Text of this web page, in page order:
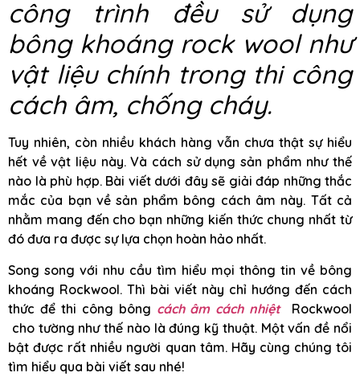
công trình đều sử dụng
bông khoáng rock wool như
vật liệu chính trong thi công
cách âm, chống cháy.
Tuy nhiên, còn nhiều khách hàng vẫn chưa thật sự hiểu
hết về vật liệu này. Và cách sử dụng sản phẩm như thế
nào là phù hợp. Bài viết dưới đây sẽ giải đáp những thắc
mắc của bạn về sản phẩm bông cách âm này. Tất cả
nhằm mang đến cho bạn những kiến thức chung nhất từ
đó đưa ra được sự lựa chọn hoàn hảo nhất.
Song song với nhu cầu tìm hiểu mọi thông tin về bông
khoáng Rockwool. Thì bài viết này chỉ hướng đến cách
thức để thi công bông cách âm cách nhiệt
Rockwool
cho tường như thế nào là đúng kỹ thuật. Một vấn đề nổi
bật được rất nhiều người quan tâm. Hãy cùng chúng tôi
tìm hiểu qua bài viết sau nhé!